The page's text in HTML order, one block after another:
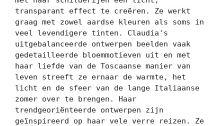
transparant effect te creëren. Ze werkt
graag met zowel aardse kleuren als soms in
veel levendigere tinten. Claudia's
uitgebalanceerde ontwerpen beelden vaak
gedetailleerde bloemmotieven uit en met
haar liefde van de Toscaanse manier van
leven streeft ze ernaar de warmte, het
licht en de sfeer van de lange Italiaanse
zomer over te brengen. Haar
trendgeoriënteerde ontwerpen zijn
geïnspireerd op haar vele verre reizen. Ze